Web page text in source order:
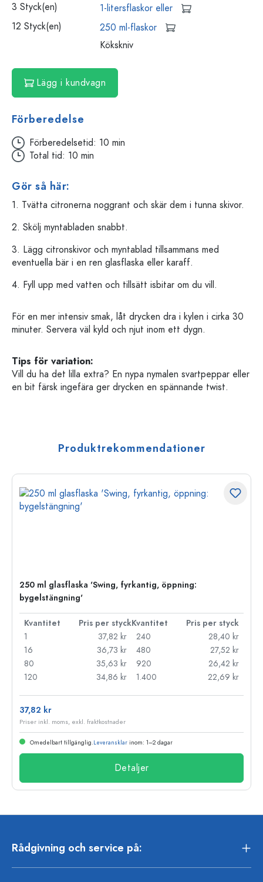
3 Styck(en)
1-litersflaskor eller
12 Styck(en)
250 ml-flaskor
Kökskniv
Lägg i kundvagn
Förberedelse
Förberedelsetid: 10 min
Total tid: 10 min
Gör så här:
1. Tvätta citronerna noggrant och skär dem i tunna skivor.
2. Skölj myntabladen snabbt.
3. Lägg citronskivor och myntablad tillsammans med
eventuella bär i en ren glasflaska eller karaff.
4. Fyll upp med vatten och tillsätt isbitar om du vill.
För en mer intensiv smak, låt drycken dra i kylen i cirka 30
minuter. Servera väl kyld och njut inom ett dygn.
Tips för variation:
Vill du ha det lilla extra? En nypa nymalen svartpeppar eller
en bit färsk ingefära ger drycken en spännande twist.
Produktrekommendationer
250 ml glasflaska 'Swing, fyrkantig, öppning:
bygelstängning'
Kvantitet Pris per styckKvantitet
Pris per styck
1
37,82 kr
16
36,73 kr
80
35,63 kr
120
34,86 kr
240
28,40 kr
480
27,52 kr
920
26,42 kr
1.400
22,69 kr
37,82 kr
Priser inkl. moms, exkl. fraktkostnader
Omedelbart tillgänglig.Leveransklar inom: 1–2 dagar
Detaljer
Rådgivning och service på: